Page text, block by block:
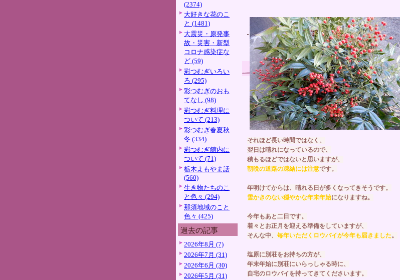
(2374)
大好きな花のこ
と (1481)
大震災・原発事
故・災害・新型
コロナ感染症な
ど (59)
彩つむぎいろい
ろ (295)
彩つむぎのおも
てなし (98)
彩つむぎ料理に
ついて (213)
彩つむぎ春夏秋
冬 (334)
彩つむぎ館内に
ついて (71)
栃木よもやま話
(560)
生き物たちのこ
と色々 (294)
那須地域のこと
色々 (425)
過去の記事
2026年8月 (7)
2026年7月 (31)
2026年6月 (30)
2026年5月 (31)
それほど長い時間ではなく、
翌日は晴れになっているので、
積もるほどではないと思いますが、
朝晩の道路の凍結には注意です。
年明けてからは、晴れる日が多くなってきそうです。
雪かきのない穏やかな年末年始になりますね。
今年もあと二日です。
着々とお正月を迎える準備をしていますが、
そんな中、 毎年いただくロウバイが今年も届きました。
塩原に別荘をお持ちの方が、
年末年始に別荘にいらっしゃる時に、
自宅のロウバイを持ってきてくださいます。